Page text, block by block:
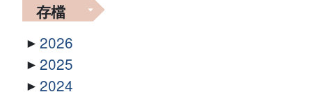
存檔
2026
2025
2024